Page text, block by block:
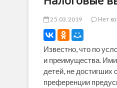
25.03.2019 Нет
Известно, что по
и преимущества.
детей, не достигших
преференции